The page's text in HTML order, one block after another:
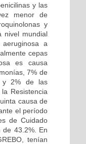
y las
menor de
y
nivel mundial
a
cepas
es causa
7% de
y 2% de las
Resistencia
causa de
el período
de Cuidado
de 43.2%. En
tenían